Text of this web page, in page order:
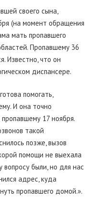
своего сына,
(на момент обращения
мать пропавшего
Пропавшему 36
Известно, что он
диспансере.
помогать,
И она точно
17 ноября.
такой
позже, вызов
помощи не выехала
вопросу были, но для нас
адрес, куда
пропавшего домой.».